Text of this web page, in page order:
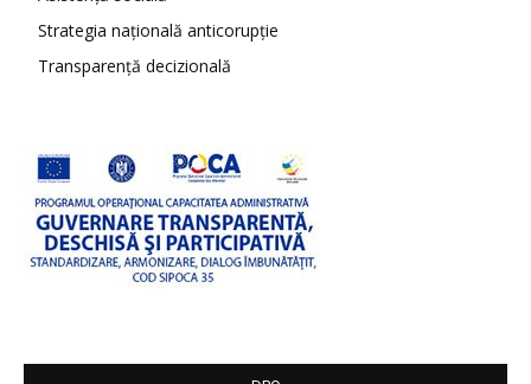
Strategia națională anticorupție
Transparență decizională